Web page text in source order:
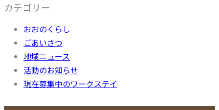
カテゴリー
おおのくらし
ごあいさつ
地域ニュース
活動のお知らせ
現在募集中のワークステイ